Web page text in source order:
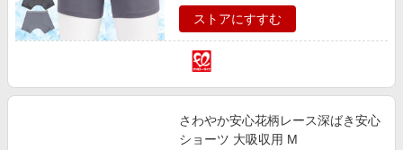
ストアにすすむ
さわやか安心花柄レース深ばき安心
ショーツ 大吸収用 M